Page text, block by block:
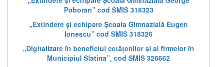
Poboran” cod SMIS 318323
„Extindere și echipare Școala Gimnazială Eugen
Ionescu” cod SMIS 318326
„Digitalizare în beneficiul cetățenilor și al firmelor în
Municipiul Slatina”, cod SMIS 326662